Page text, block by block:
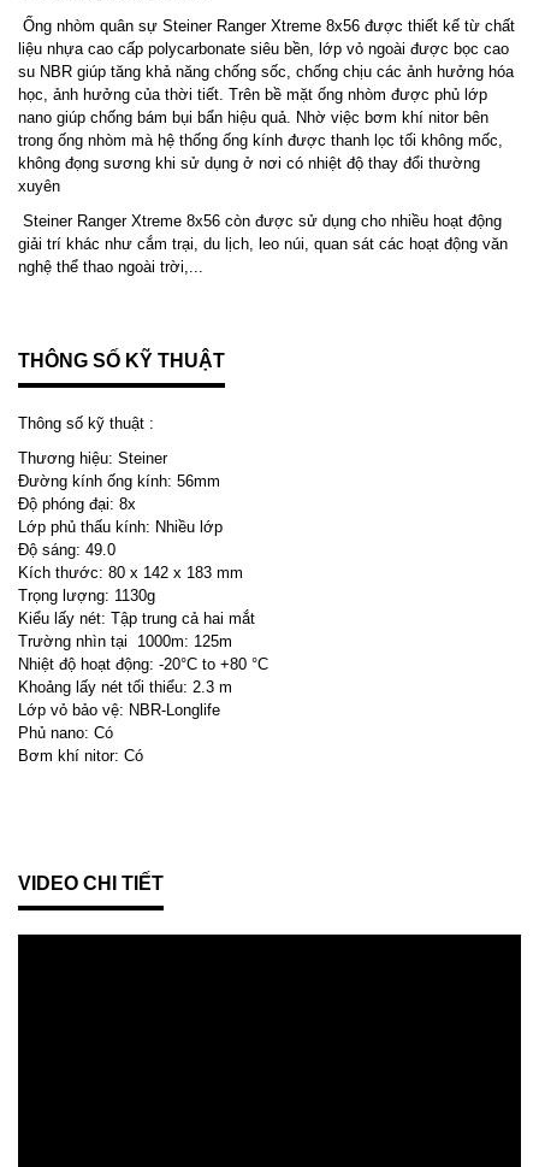
Ống nhòm quân sự Steiner Ranger Xtreme 8x56 được thiết kế từ chất
liệu nhựa cao cấp polycarbonate siêu bền, lớp vỏ ngoài được bọc cao
su NBR giúp tăng khả năng chống sốc, chống chịu các ảnh hưởng hóa
học, ảnh hưởng của thời tiết. Trên bề mặt ống nhòm được phủ lớp
nano giúp chống bám bụi bẩn hiệu quả. Nhờ việc bơm khí nitor bên
trong ống nhòm mà hệ thống ống kính được thanh lọc tối không mốc,
không đọng sương khi sử dụng ở nơi có nhiệt độ thay đổi thường
xuyên
Steiner Ranger Xtreme 8x56 còn được sử dụng cho nhiều hoạt động
giải trí khác như cắm trại, du lịch, leo núi, quan sát các hoạt động văn
nghệ thể thao ngoài trời,...
THÔNG SỐ KỸ THUẬT
Thông số kỹ thuật :
Thương hiệu: Steiner
Đường kính ống kính: 56mm
Độ phóng đại: 8x
Lớp phủ thấu kính: Nhiều lớp
Độ sáng: 49.0
Kích thước: 80 x 142 x 183 mm
Trọng lượng: 1130g
Kiểu lấy nét: Tập trung cả hai mắt
Trường nhìn tại 1000m: 125m
Nhiệt độ hoạt động: -20°C to +80 °C
Khoảng lấy nét tối thiểu: 2.3 m
Lớp vỏ bảo vệ: NBR-Longlife
Phủ nano: Có
Bơm khí nitor: Có
VIDEO CHI TIẾT